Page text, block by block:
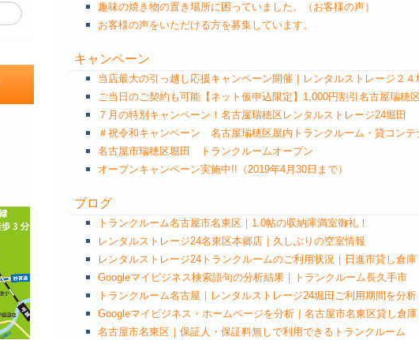
趣味の焼き物の置き場所に困っていました。（お客様の声）
お客様の声をいただける方を募集しています。
キャンペーン
当店最大の引っ越し応援キャンペーン開催｜レンタルストレージ２４
ご当日のご契約も可能【ネット仮申込限定】1,000円割引名古屋瑞穂
７月の特別キャンペーン！名古屋瑞穂区レンタルストレージ24堀田
＃祝令和キャンペーン 名古屋瑞穂区屋内トランクルーム・貸コンテ
名古屋市瑞穂区堀田 トランクルームオープン
オープンキャンペーン実施中!!（2019年4月30日まで）
ブログ
トランクルーム名古屋市名東区｜1.0帖の収納庫満室御礼！
レンタルストレージ24名東区本郷店｜久しぶりの空室情報
レンタルストレージ24トランクルームのご利用状況｜日進市貸し倉庫
Googleマイビジネス検索語句の分析結果｜トランクルーム長久手市
トランクルーム名古屋｜レンタルストレージ24堀田ご利用期間を分析
Googleマイビジネス・ホームページを分析｜名古屋市名東区貸し倉庫
名古屋市名東区｜保証人・保証料無しで利用できるトランクルーム